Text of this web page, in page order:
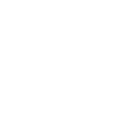
ry / Tommy Selin